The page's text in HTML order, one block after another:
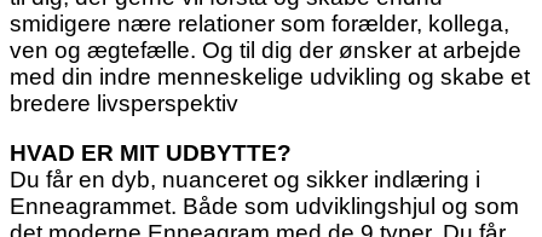
smidigere nære relationer som forælder, kollega,
ven og ægtefælle. Og til dig der ønsker at arbejde
med din indre menneskelige udvikling og skabe et
bredere livsperspektiv
HVAD ER MIT UDBYTTE?
Du får en dyb, nuanceret og sikker indlæring i
Enneagrammet. Både som udviklingshjul og som